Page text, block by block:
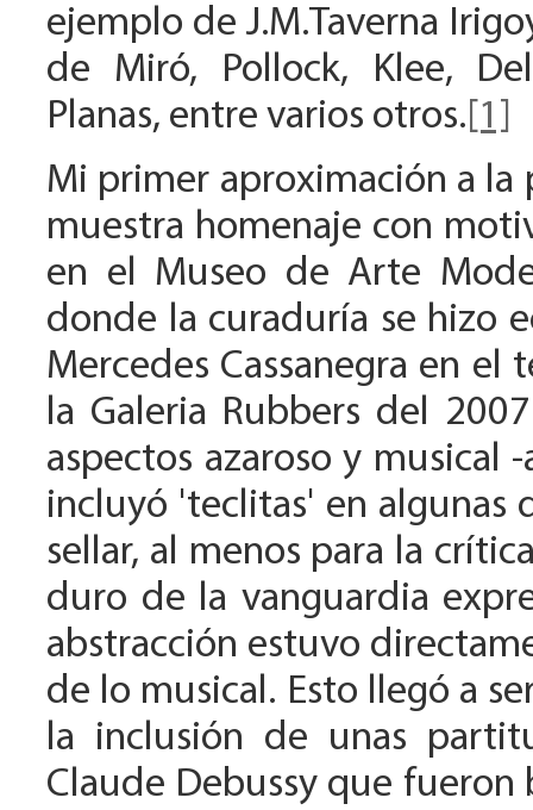
ejemplo de J.M.Taverna
de Miró, Pollock, Klee,
Planas, entre varios otros.[1]
Mi primer aproximación a
muestra homenaje con
en el Museo de Arte
donde la curaduría se hizo
Mercedes Cassanegra en
la Galeria Rubbers del
aspectos azaroso y musical
incluyó 'teclitas' en algunas
sellar, al menos para la
duro de la vanguardia
abstracción estuvo
de lo musical. Esto llegó a
la inclusión de unas
Claude Debussy que